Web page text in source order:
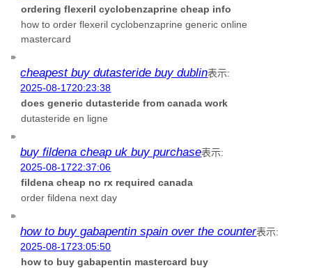
ordering flexeril cyclobenzaprine cheap info
how to order flexeril cyclobenzaprine generic online
mastercard
cheapest buy dutasteride buy dublin表示:
2025-08-1720:23:38
does generic dutasteride from canada work
dutasteride en ligne
buy fildena cheap uk buy purchase表示:
2025-08-1722:37:06
fildena cheap no rx required canada
order fildena next day
how to buy gabapentin spain over the counter表示:
2025-08-1723:05:50
how to buy gabapentin mastercard buy